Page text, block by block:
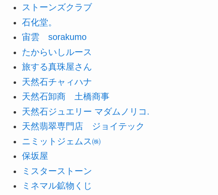
ストーンズクラブ
石化堂。
宙雲 sorakumo
たからいしルース
旅する真珠屋さん
天然石チャィハナ
天然石卸商 土橋商事
天然石ジュエリー マダムノリコ.
天然翡翠専門店 ジョイテック
ニミットジェムス㈱
保坂屋
ミスターストーン
ミネマル鉱物くじ